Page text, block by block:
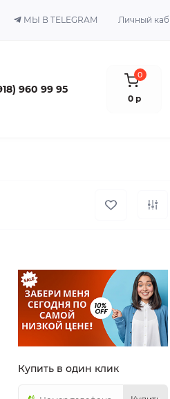
МЫ В TELEGRAM Личный
960 99 95
0
0 р
Купить в один клик